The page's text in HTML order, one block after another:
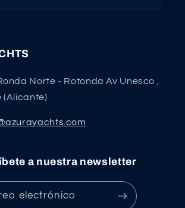
Norte - Rotonda Av Unesco ,
(Alicante)
a nuestra newsletter
electrónico